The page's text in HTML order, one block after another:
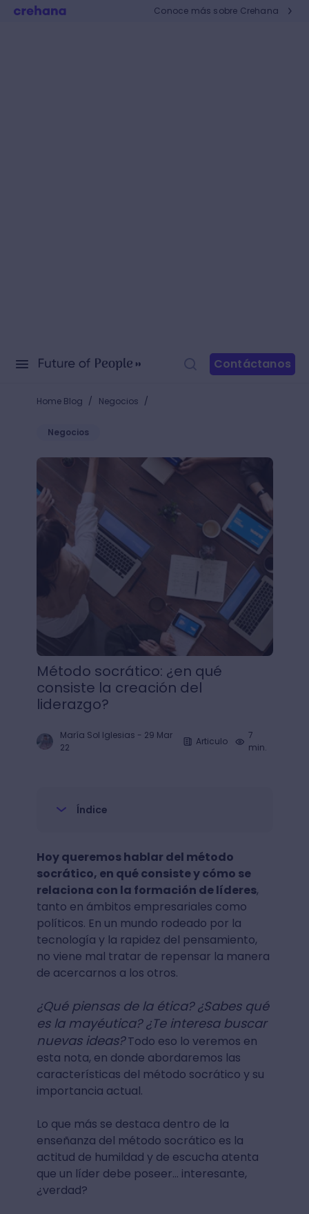
Conoce más sobre Crehana
Contáctanos
Home Blog / Negocios /
Negocios
Método socrático: ¿en qué consiste la creación del
Método socrático: ¿en qué
consiste la creación del
liderazgo?
María Sol Iglesias - 29 Mar
22
Articulo
7
min.
Índice
Hoy queremos hablar del método
socrático, en qué consiste y cómo se
relaciona con la formación de líderes,
tanto en ámbitos empresariales como
políticos. En un mundo rodeado por la
tecnología y la rapidez del pensamiento,
no viene mal tratar de repensar la manera
de acercarnos a los otros.
¿Qué piensas de la ética? ¿Sabes qué
es la mayéutica? ¿Te interesa buscar
nuevas ideas?Todo eso lo veremos en
esta nota, en donde abordaremos las
características del método socrático y su
importancia actual.
Lo que más se destaca dentro de la
enseñanza del método socrático es la
actitud de humildad y de escucha atenta
que un líder debe poseer… interesante,
¿verdad?